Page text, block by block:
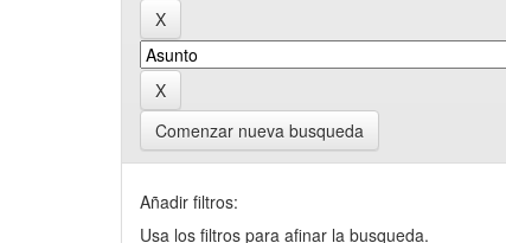
Comenzar nueva busqueda
Añadir filtros:
Usa los filtros para afinar la busqueda.